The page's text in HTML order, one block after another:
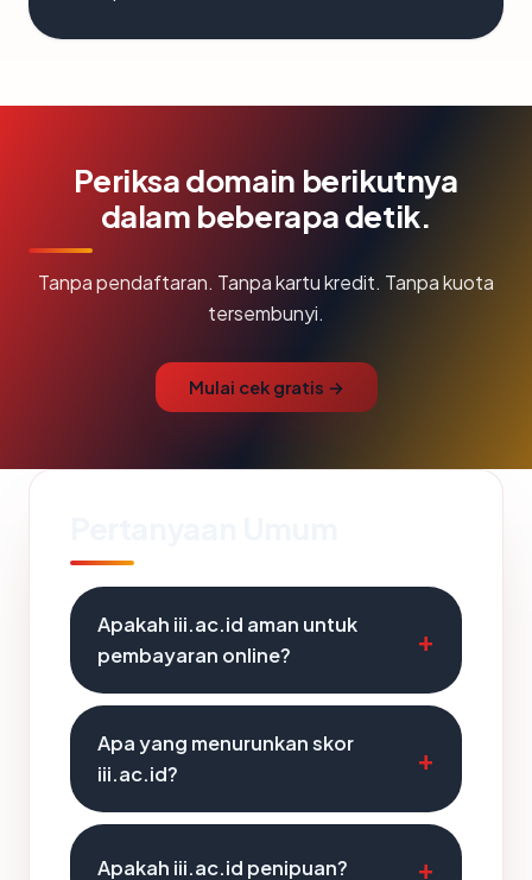
Periksa domain berikutnya
dalam beberapa detik.
Tanpa pendaftaran. Tanpa kartu kredit. Tanpa kuota
tersembunyi.
Mulai cek gratis →
Apakah iii.ac.id aman untuk
pembayaran online?
Apa yang menurunkan skor
iii.ac.id?
Apakah iii.ac.id penipuan?